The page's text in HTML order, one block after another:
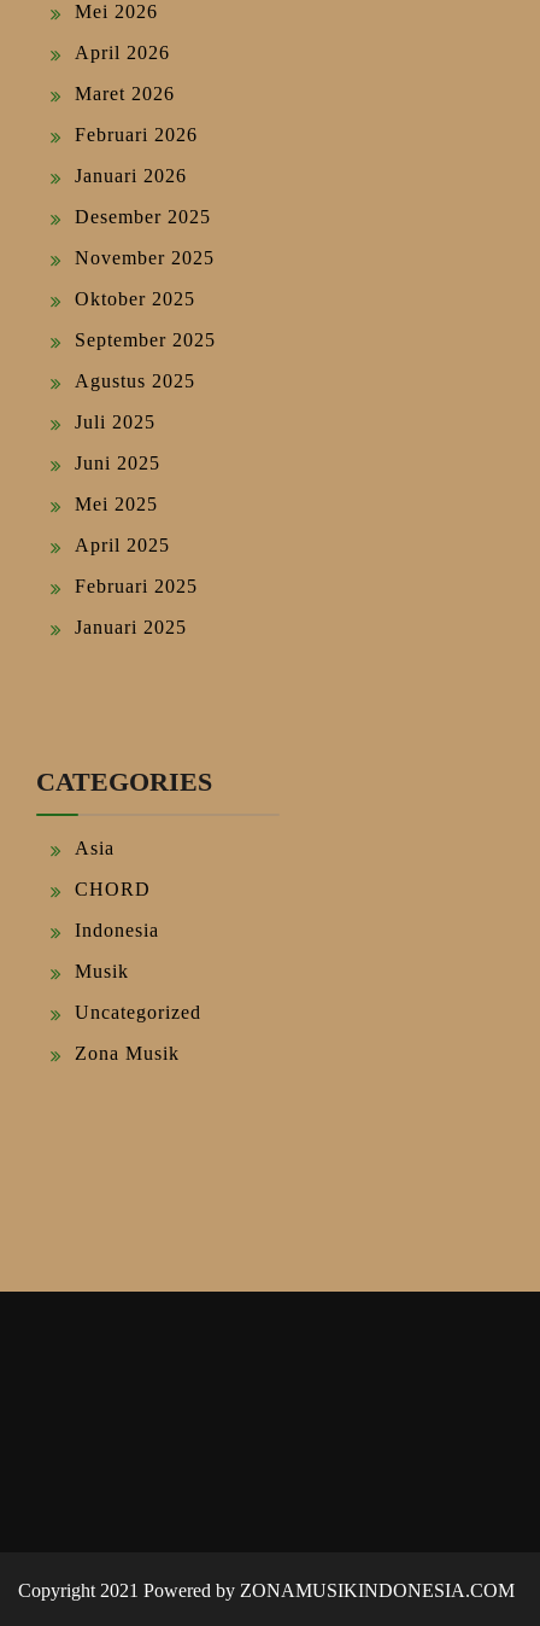
Mei 2026
April 2026
Maret 2026
Februari 2026
Januari 2026
Desember 2025
November 2025
Oktober 2025
September 2025
Agustus 2025
Juli 2025
Juni 2025
Mei 2025
April 2025
Februari 2025
Januari 2025
CATEGORIES
Asia
CHORD
Indonesia
Musik
Uncategorized
Zona Musik
Copyright 2021 Powered by ZONAMUSIKINDONESIA.COM